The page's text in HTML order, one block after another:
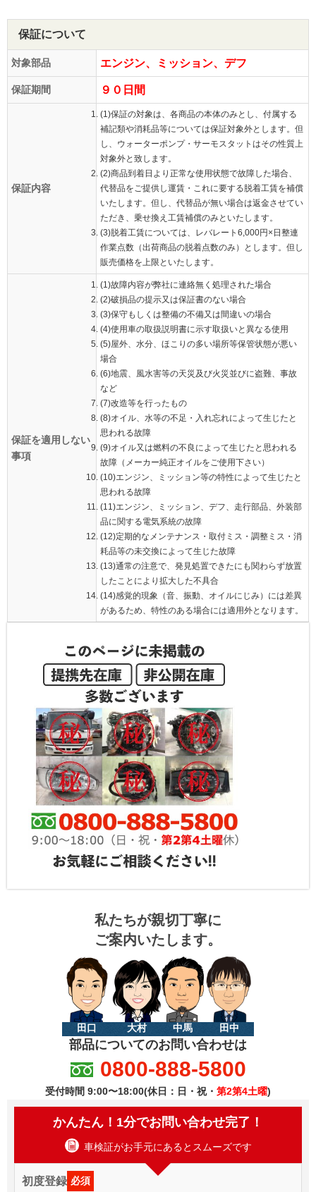
保証について
対象部品 エンジン、ミッション、デフ
保証期間 ９０日間
保証内容
(1)保証の対象は、各商品の本体のみとし、付属する
補記類や消耗品等については保証対象外とします。但
し、ウォーターポンプ・サーモスタットはその性質上
対象外と致します。
(2)商品到着日より正常な使用状態で故障した場合、
代替品をご提供し運賃・これに要する脱着工賃を補償
いたします。但し、代替品が無い場合は返金させてい
ただき、乗せ換え工賃補償のみといたします。
(3)脱着工賃については、レバレート6,000円×日整連
作業点数（出荷商品の脱着点数のみ）とします。但し
販売価格を上限といたします。
保証を適用しない
事項
(1)故障内容が弊社に連絡無く処理された場合
(2)破損品の提示又は保証書のない場合
(3)保守もしくは整備の不備又は間違いの場合
(4)使用車の取扱説明書に示す取扱いと異なる使用
(5)屋外、水分、ほこりの多い場所等保管状態が悪い
場合
(6)地震、風水害等の天災及び火災並びに盗難、事故
など
(7)改造等を行ったもの
(8)オイル、水等の不足・入れ忘れによって生じたと
思われる故障
(9)オイル又は燃料の不良によって生じたと思われる
故障（メーカー純正オイルをご使用下さい）
(10)エンジン、ミッション等の特性によって生じたと
思われる故障
(11)エンジン、ミッション、デフ、走行部品、外装部
品に関する電気系統の故障
(12)定期的なメンテナンス・取付ミス・調整ミス・消
耗品等の未交換によって生じた故障
(13)通常の注意で、発見処置できたにも関わらず放置
したことにより拡大した不具合
(14)感覚的現象（音、振動、オイルにじみ）には差異
があるため、特性のある場合には適用外となります。
私たちが親切丁寧に
ご案内いたします。
田口 大村 中馬 田中
部品についてのお問い合わせは
0800-888-5800
受付時間 9:00〜18:00(休日：日・祝・ 第2第4土曜)
かんたん！1分でお問い合わせ完了！
車検証がお手元にあるとスムーズです
初度登録 必須